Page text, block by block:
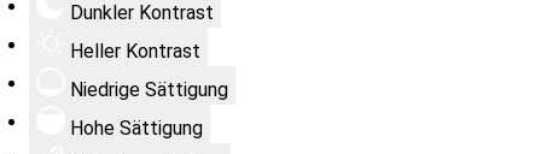
Dunkler Kontrast
Heller Kontrast
Niedrige Sättigung
Hohe Sättigung